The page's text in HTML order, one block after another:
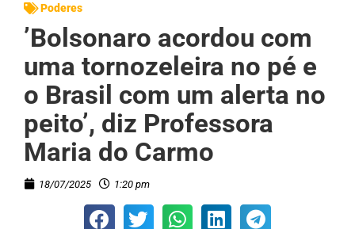
Poderes
’Bolsonaro acordou com
uma tornozeleira no pé e
o Brasil com um alerta no
peito’, diz Professora
Maria do Carmo
18/07/2025 1:20 pm